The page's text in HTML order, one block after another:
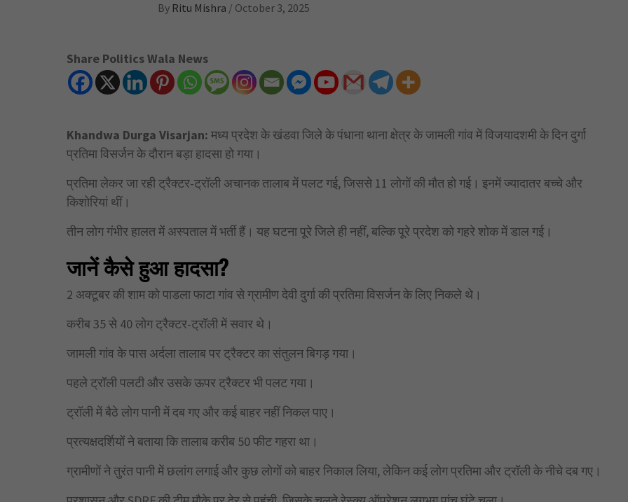
By Ritu Mishra / October 3, 2025
Share Politics Wala News
Khandwa Durga Visarjan: मध्य प्रदेश के खंडवा जिले के पंधाना थाना क्षेत्र के जामली गांव में विजयादशमी के दिन दुर्गा
प्रतिमा विसर्जन के दौरान बड़ा हादसा हो गया।
प्रतिमा लेकर जा रही ट्रैक्टर-ट्रॉली अचानक तालाब में पलट गई, जिससे 11 लोगों की मौत हो गई। इनमें ज्यादातर बच्चे और
किशोरियां थीं।
तीन लोग गंभीर हालत में अस्पताल में भर्ती हैं। यह घटना पूरे जिले ही नहीं, बल्कि पूरे प्रदेश को गहरे शोक में डाल गई।
जानें कैसे हुआ हादसा?
2 अक्टूबर की शाम को पाडला फाटा गांव से ग्रामीण देवी दुर्गा की प्रतिमा विसर्जन के लिए निकले थे।
करीब 35 से 40 लोग ट्रैक्टर-ट्रॉली में सवार थे।
जामली गांव के पास अर्दला तालाब पर ट्रैक्टर का संतुलन बिगड़ गया।
पहले ट्रॉली पलटी और उसके ऊपर ट्रैक्टर भी पलट गया।
ट्रॉली में बैठे लोग पानी में दब गए और कई बाहर नहीं निकल पाए।
प्रत्यक्षदर्शियों ने बताया कि तालाब करीब 50 फीट गहरा था।
ग्रामीणों ने तुरंत पानी में छलांग लगाई और कुछ लोगों को बाहर निकाल लिया, लेकिन कई लोग प्रतिमा और ट्रॉली के नीचे दब गए।